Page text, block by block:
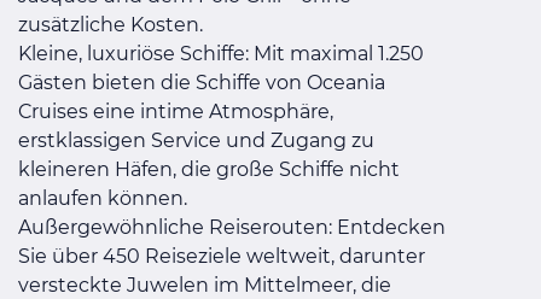
zusätzliche Kosten.
Kleine, luxuriöse Schiffe: Mit maximal 1.250
Gästen bieten die Schiffe von Oceania
Cruises eine intime Atmosphäre,
erstklassigen Service und Zugang zu
kleineren Häfen, die große Schiffe nicht
anlaufen können.
Außergewöhnliche Reiserouten: Entdecken
Sie über 450 Reiseziele weltweit, darunter
versteckte Juwelen im Mittelmeer, die